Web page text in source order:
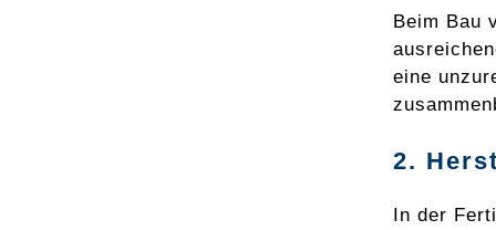
Beim Bau
eine
2.
In der